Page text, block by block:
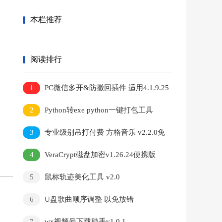
本栏推荐
阅读排行
1 PC微信多开&防撤回插件 适用4.1.9.25
2 Python转exe python一键打包工具
3
专业级别吊打付费 方格音乐 v2.2.0免
安装版
4
VeraCrypt磁盘加密v1.26.24便携版
5 鼠标轨迹美化工具 v2.0
6 U盘歌曲顺序调整 以免放错